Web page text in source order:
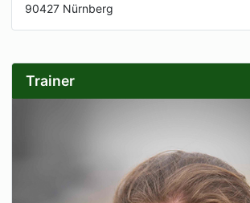
90427 Nürnberg
Trainer